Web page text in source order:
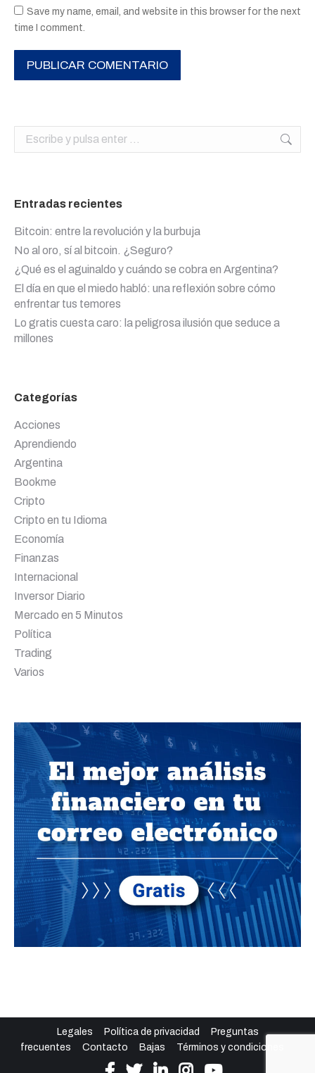
Save my name, email, and website in this browser for the next
time I comment.
PUBLICAR COMENTARIO
Buscar:
Entradas recientes
Bitcoin: entre la revolución y la burbuja
No al oro, sí al bitcoin. ¿Seguro?
¿Qué es el aguinaldo y cuándo se cobra en Argentina?
El día en que el miedo habló: una reflexión sobre cómo
enfrentar tus temores
Lo gratis cuesta caro: la peligrosa ilusión que seduce a
millones
Categorías
Acciones
Aprendiendo
Argentina
Bookme
Cripto
Cripto en tu Idioma
Economía
Finanzas
Internacional
Inversor Diario
Mercado en 5 Minutos
Política
Trading
Varios
Legales Política de privacidad
Preguntas
frecuentes
Contacto Bajas Términos y condiciones